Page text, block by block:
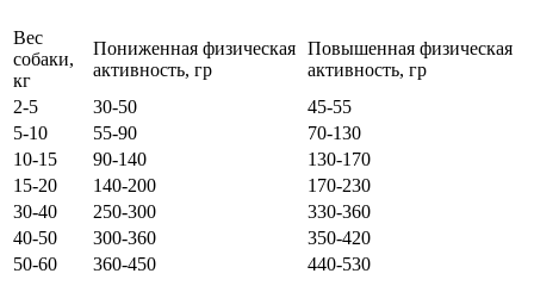
Вес
собаки,
кг
Пониженная физическая
активность, гр
Повышенная физическая
активность, гр
2-5
30-50
45-55
5-10
55-90
70-130
10-15
90-140
130-170
15-20
140-200
170-230
30-40
250-300
330-360
40-50
300-360
350-420
50-60
360-450 440-530